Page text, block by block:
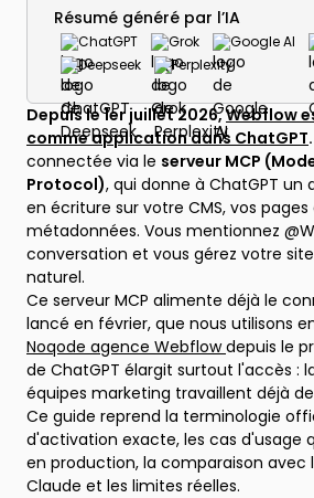
Résumé généré par l’IA
ChatGPT Grok Google AI
Deepseek
Perplexity
Depuis le 1er juillet 2026,Webflow
comme application dans ChatGPT.
connectée via le serveur MCP
Protocol), qui donne à ChatGPT
en écriture sur votre CMS, vos pages
métadonnées. Vous mentionnez
conversation et vous gérez votre
naturel.
Ce serveur MCP alimente déjà le
lancé en février, que nous utilisons
Noqode agence Webflowdepuis le
de ChatGPT élargit surtout l'accès :
équipes marketing travaillent déjà
Ce guide reprend la terminologie
d'activation exacte, les cas d'usage
en production, la comparaison avec
Claude et les limites réelles.